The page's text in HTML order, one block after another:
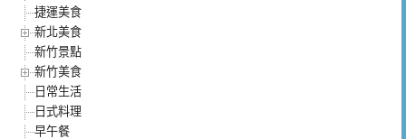
捷運美食
新北美食
新竹景點
新竹美食
日常生活
日式料理
早午餐